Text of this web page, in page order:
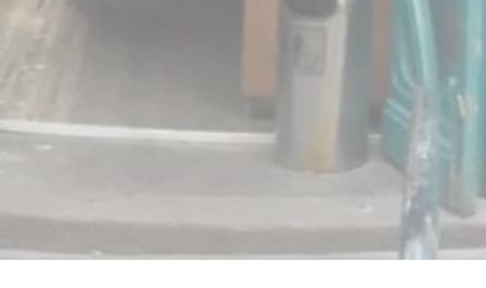
fenêtre))
nouvelle fenêtre))